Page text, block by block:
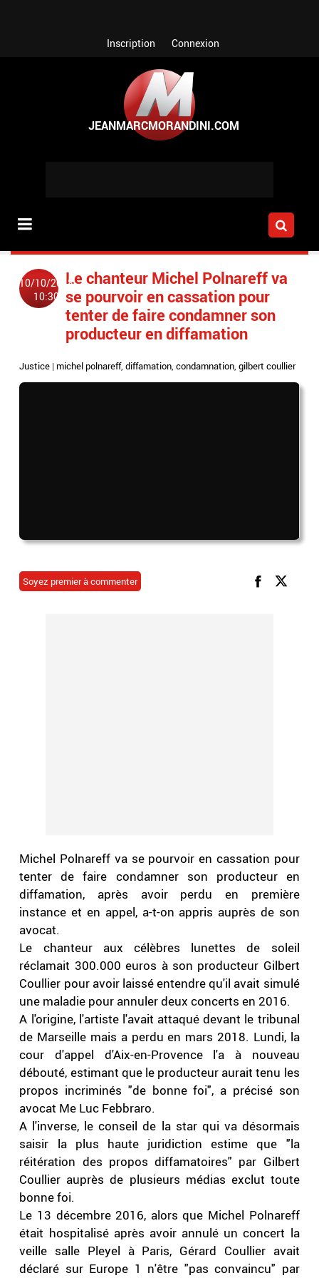
Inscription Connexion
10/10/2018
10:30
Le chanteur Michel Polnareff va
se pourvoir en cassation pour
tenter de faire condamner son
producteur en diffamation
Justice |michel polnareff,diffamation,condamnation,gilbert coullier
Soyez premier à commenter
Michel Polnareff va se pourvoir en cassation pour
tenter de faire condamner son producteur en
diffamation, après avoir perdu en première
instance et en appel, a-t-on appris auprès de son
avocat.
Le chanteur aux célèbres lunettes de soleil
réclamait 300.000 euros à son producteur Gilbert
Coullier pour avoir laissé entendre qu'il avait simulé
une maladie pour annuler deux concerts en 2016.
A l'origine, l'artiste l'avait attaqué devant le tribunal
de Marseille mais a perdu en mars 2018. Lundi, la
cour d'appel d'Aix-en-Provence l'a à nouveau
débouté, estimant que le producteur aurait tenu les
propos incriminés "de bonne foi", a précisé son
avocat Me Luc Febbraro.
A l'inverse, le conseil de la star qui va désormais
saisir la plus haute juridiction estime que "la
réitération des propos diffamatoires" par Gilbert
Coullier auprès de plusieurs médias exclut toute
bonne foi.
Le 13 décembre 2016, alors que Michel Polnareff
était hospitalisé après avoir annulé un concert la
veille salle Pleyel à Paris, Gérard Coullier avait
déclaré sur Europe 1 n'être "pas convaincu" par